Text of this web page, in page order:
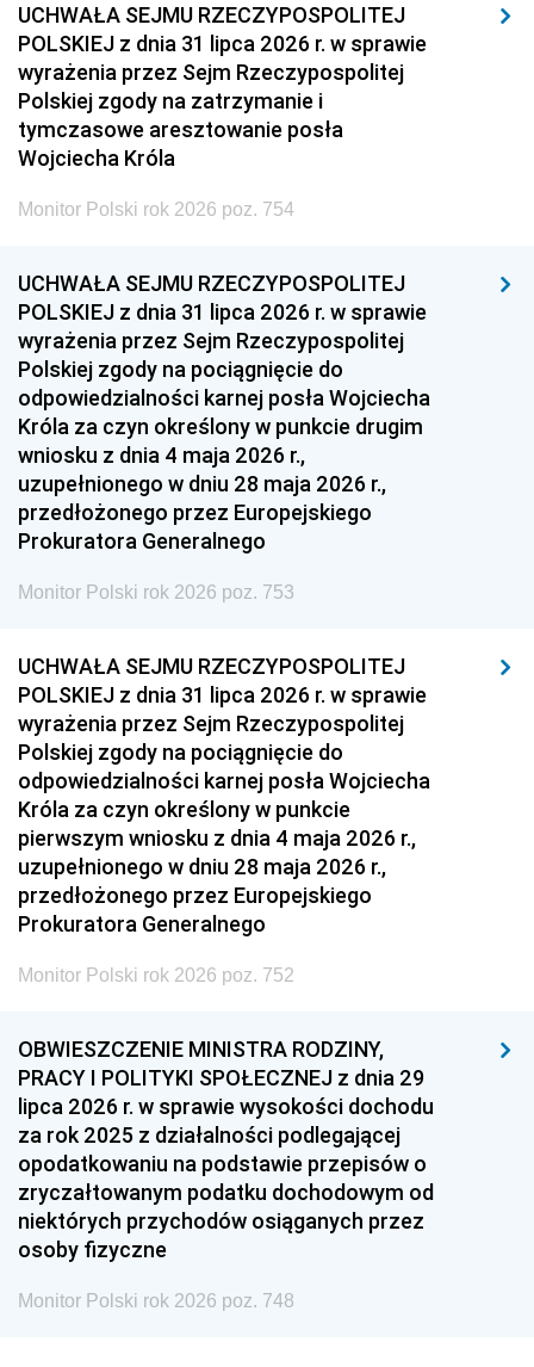
UCHWAŁA SEJMU RZECZYPOSPOLITEJ
POLSKIEJ z dnia 31 lipca 2026 r. w sprawie
wyrażenia przez Sejm Rzeczypospolitej
Polskiej zgody na zatrzymanie i
tymczasowe aresztowanie posła
Wojciecha Króla
Monitor Polski rok 2026 poz. 754
UCHWAŁA SEJMU RZECZYPOSPOLITEJ
POLSKIEJ z dnia 31 lipca 2026 r. w sprawie
wyrażenia przez Sejm Rzeczypospolitej
Polskiej zgody na pociągnięcie do
odpowiedzialności karnej posła Wojciecha
Króla za czyn określony w punkcie drugim
wniosku z dnia 4 maja 2026 r.,
uzupełnionego w dniu 28 maja 2026 r.,
przedłożonego przez Europejskiego
Prokuratora Generalnego
Monitor Polski rok 2026 poz. 753
UCHWAŁA SEJMU RZECZYPOSPOLITEJ
POLSKIEJ z dnia 31 lipca 2026 r. w sprawie
wyrażenia przez Sejm Rzeczypospolitej
Polskiej zgody na pociągnięcie do
odpowiedzialności karnej posła Wojciecha
Króla za czyn określony w punkcie
pierwszym wniosku z dnia 4 maja 2026 r.,
uzupełnionego w dniu 28 maja 2026 r.,
przedłożonego przez Europejskiego
Prokuratora Generalnego
Monitor Polski rok 2026 poz. 752
OBWIESZCZENIE MINISTRA RODZINY,
PRACY I POLITYKI SPOŁECZNEJ z dnia 29
lipca 2026 r. w sprawie wysokości dochodu
za rok 2025 z działalności podlegającej
opodatkowaniu na podstawie przepisów o
zryczałtowanym podatku dochodowym od
niektórych przychodów osiąganych przez
osoby fizyczne
Monitor Polski rok 2026 poz. 748